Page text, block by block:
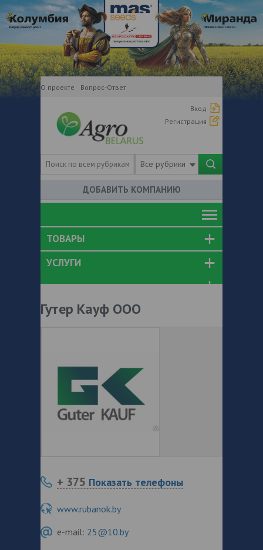
О проекте Вопрос-Ответ
Вход
Регистрация
Все рубрики
ДОБАВИТЬ КОМПАНИЮ
ТОВАРЫ
УСЛУГИ
Гутер Кауф ООО
+ 375 Показать телефоны
www.rubanok.by
e-mail: 25@10.by